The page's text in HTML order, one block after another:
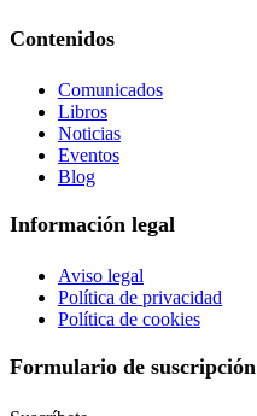
Contenidos
Comunicados
Libros
Noticias
Eventos
Blog
Información legal
Aviso legal
Política de privacidad
Política de cookies
Formulario de suscripción